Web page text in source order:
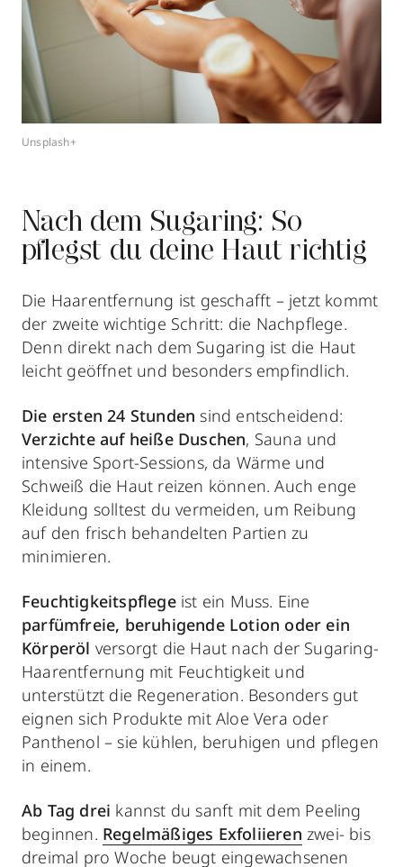
Unsplash+
Nach dem Sugaring: So
pflegst du deine Haut richtig
Die Haarentfernung ist geschafft – jetzt kommt
der zweite wichtige Schritt: die Nachpflege.
Denn direkt nach dem Sugaring ist die Haut
leicht geöffnet und besonders empfindlich.
Die ersten 24 Stunden sind entscheidend:
Verzichte auf heiße Duschen, Sauna und
intensive Sport-Sessions, da Wärme und
Schweiß die Haut reizen können. Auch enge
Kleidung solltest du vermeiden, um Reibung
auf den frisch behandelten Partien zu
minimieren.
Feuchtigkeitspflegeist ein Muss. Eine
parfümfreie, beruhigende Lotion oder ein
Körperöl versorgt die Haut nach der Sugaring-
Haarentfernung mit Feuchtigkeit und
unterstützt die Regeneration. Besonders gut
eignen sich Produkte mit Aloe Vera oder
Panthenol – sie kühlen, beruhigen und pflegen
in einem.
Ab Tag drei kannst du sanft mit dem Peeling
beginnen. Regelmäßiges Exfoliieren zwei- bis
dreimal pro Woche beugt eingewachsenen